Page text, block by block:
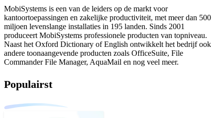
MobiSystems is een van de leiders op de markt voor
kantoortoepassingen en zakelijke productiviteit, met meer dan 500
miljoen levenslange installaties in 195 landen. Sinds 2001
produceert MobiSystems professionele producten van topniveau.
Naast het Oxford Dictionary of English ontwikkelt het bedrijf ook
andere toonaangevende producten zoals OfficeSuite, File
Commander File Manager, AquaMail en nog veel meer.
Populairst